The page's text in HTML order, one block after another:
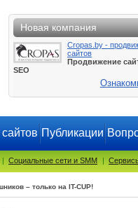
Новая компания
Cropas.by -
сайтов
Продвижение
SEO
Публикации
| Социальные сети и SMM |
– только на IT-CUP!